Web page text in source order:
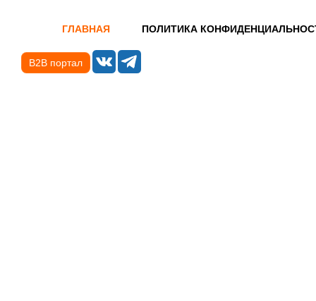
ГЛАВНАЯ ПОЛИТИКА
B2B портал